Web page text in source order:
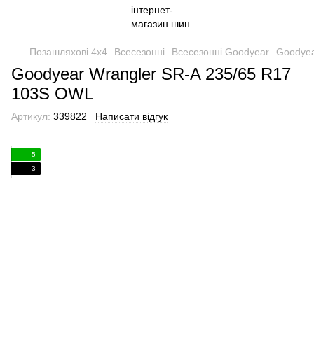
Позашляхові 4х4 Всесезонні Всесезонні Goodyear
Goodyear Wrangler SR-A 235/65 R17
103S OWL
Артикул: 339822 Написати відгук
5
3